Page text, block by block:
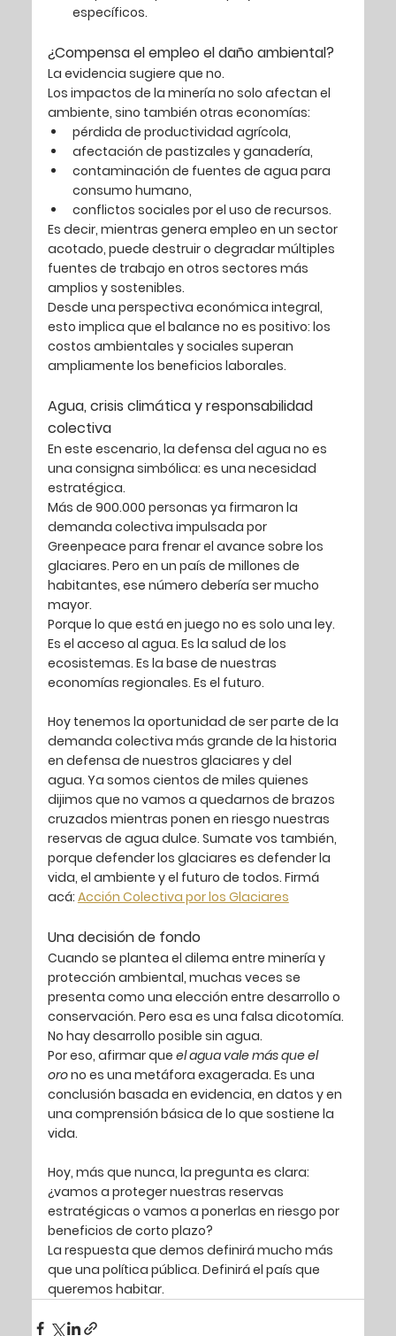
específicos.
¿Compensa el empleo el daño ambiental?
La evidencia sugiere que no.
Los impactos de la minería no solo afectan el
ambiente, sino también otras economías:
pérdida de productividad agrícola,
afectación de pastizales y ganadería,
contaminación de fuentes de agua para
consumo humano,
conflictos sociales por el uso de recursos.
Es decir, mientras genera empleo en un sector
acotado, puede destruir o degradar múltiples
fuentes de trabajo en otros sectores más
amplios y sostenibles.
Desde una perspectiva económica integral,
esto implica que el balance no es positivo: los
costos ambientales y sociales superan
ampliamente los beneficios laborales.
Agua, crisis climática y responsabilidad
colectiva
En este escenario, la defensa del agua no es
una consigna simbólica: es una necesidad
estratégica.
Más de 900.000 personas ya firmaron la
demanda colectiva impulsada por
Greenpeace para frenar el avance sobre los
glaciares. Pero en un país de millones de
habitantes, ese número debería ser mucho
mayor.
Porque lo que está en juego no es solo una ley.
Es el acceso al agua. Es la salud de los
ecosistemas. Es la base de nuestras
economías regionales. Es el futuro.
Hoy tenemos la oportunidad de ser parte de la
demanda colectiva más grande de la historia
en defensa de nuestros glaciares y del
agua. Ya somos cientos de miles quienes
dijimos que no vamos a quedarnos de brazos
cruzados mientras ponen en riesgo nuestras
reservas de agua dulce. Sumate vos también,
porque defender los glaciares es defender la
vida, el ambiente y el futuro de todos. Firmá
acá: Acción Colectiva por los Glaciares
Una decisión de fondo
Cuando se plantea el dilema entre minería y
protección ambiental, muchas veces se
presenta como una elección entre desarrollo o
conservación. Pero esa es una falsa dicotomía.
No hay desarrollo posible sin agua.
Por eso, afirmar que el agua vale más que el
oro no es una metáfora exagerada. Es una
conclusión basada en evidencia, en datos y en
una comprensión básica de lo que sostiene la
vida.
Hoy, más que nunca, la pregunta es clara:
¿vamos a proteger nuestras reservas
estratégicas o vamos a ponerlas en riesgo por
beneficios de corto plazo?
La respuesta que demos definirá mucho más
que una política pública. Definirá el país que
queremos habitar.